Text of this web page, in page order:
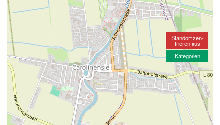
Standort zen-
trieren aus
Kategorien